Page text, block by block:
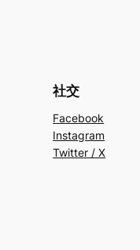
社交
Facebook
Instagram
Twitter / X